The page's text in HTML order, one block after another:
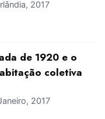
2017
de 1920 e o
coletiva
2017